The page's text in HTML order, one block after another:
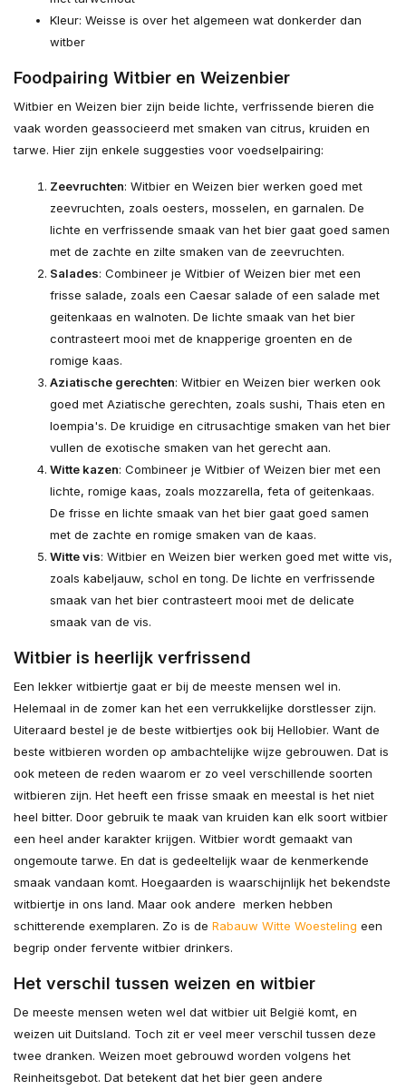
Kleur: Weisse is over het algemeen wat donkerder dan
witber
Foodpairing Witbier en Weizenbier
Witbier en Weizen bier zijn beide lichte, verfrissende bieren die
vaak worden geassocieerd met smaken van citrus, kruiden en
tarwe. Hier zijn enkele suggesties voor voedselpairing:
Zeevruchten: Witbier en Weizen bier werken goed met
zeevruchten, zoals oesters, mosselen, en garnalen. De
lichte en verfrissende smaak van het bier gaat goed samen
met de zachte en zilte smaken van de zeevruchten.
Salades: Combineer je Witbier of Weizen bier met een
frisse salade, zoals een Caesar salade of een salade met
geitenkaas en walnoten. De lichte smaak van het bier
contrasteert mooi met de knapperige groenten en de
romige kaas.
Aziatische gerechten: Witbier en Weizen bier werken ook
goed met Aziatische gerechten, zoals sushi, Thais eten en
loempia's. De kruidige en citrusachtige smaken van het bier
vullen de exotische smaken van het gerecht aan.
Witte kazen: Combineer je Witbier of Weizen bier met een
lichte, romige kaas, zoals mozzarella, feta of geitenkaas.
De frisse en lichte smaak van het bier gaat goed samen
met de zachte en romige smaken van de kaas.
Witte vis: Witbier en Weizen bier werken goed met witte vis,
zoals kabeljauw, schol en tong. De lichte en verfrissende
smaak van het bier contrasteert mooi met de delicate
smaak van de vis.
Witbier is heerlijk verfrissend
Een lekker witbiertje gaat er bij de meeste mensen wel in.
Helemaal in de zomer kan het een verrukkelijke dorstlesser zijn.
Uiteraard bestel je de beste witbiertjes ook bij Hellobier. Want de
beste witbieren worden op ambachtelijke wijze gebrouwen. Dat is
ook meteen de reden waarom er zo veel verschillende soorten
witbieren zijn. Het heeft een frisse smaak en meestal is het niet
heel bitter. Door gebruik te maak van kruiden kan elk soort witbier
een heel ander karakter krijgen. Witbier wordt gemaakt van
ongemoute tarwe. En dat is gedeeltelijk waar de kenmerkende
smaak vandaan komt. Hoegaarden is waarschijnlijk het bekendste
witbiertje in ons land. Maar ook andere merken hebben
schitterende exemplaren. Zo is de Rabauw Witte Woesteling een
begrip onder fervente witbier drinkers.
Het verschil tussen weizen en witbier
De meeste mensen weten wel dat witbier uit België komt, en
weizen uit Duitsland. Toch zit er veel meer verschil tussen deze
twee dranken. Weizen moet gebrouwd worden volgens het
Reinheitsgebot. Dat betekent dat het bier geen andere